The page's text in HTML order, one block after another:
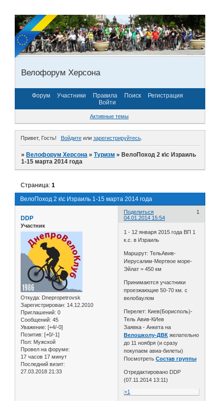
Велофорум Херсона
Форум Участники Правила Поиск
Регистрация
Войти
Активные темы
Привет, Гость! Войдитеили зарегистрируйтесь.
»Велофорум Херсона »Туризм »ВелоПоход 2 к\с Израиль
1-15 марта 2014 года
ВелоПоход 2 к\с Израиль 1-15 марта 2014 года
Страница:1
Поделиться
1
04.01.2014 15:54
DDP
Участник
Откуда: Dnepropetrovsk
Зарегистрирован: 14.12.2010
Приглашений: 0
Сообщений: 45
Уважение: [+4/-0]
Позитив: [+0/-1]
Пол: Мужской
Провел на форуме:
17 часов 17 минут
Последний визит:
27.03.2018 21:33
1 - 12 января 2015 года ВП 1
к.с. в Израиль
Маршрут: ТельАвив-
Иерусалим-Мертвое море-
Эйлат = 450 км
Принимаются участники
проезжающие 50-70 км. с
велобаулом
Перелет: Киев(Борисполь)-
Тель Авив-КИев
Заявка - Анкета на
Велошколу-ДВК желательно
до 11 ноября (и сразу
покупаем авиа-билеты)
ПосмотретьСостав группы
Отредактировано DDP
(07.11.2014 13:11)
+1